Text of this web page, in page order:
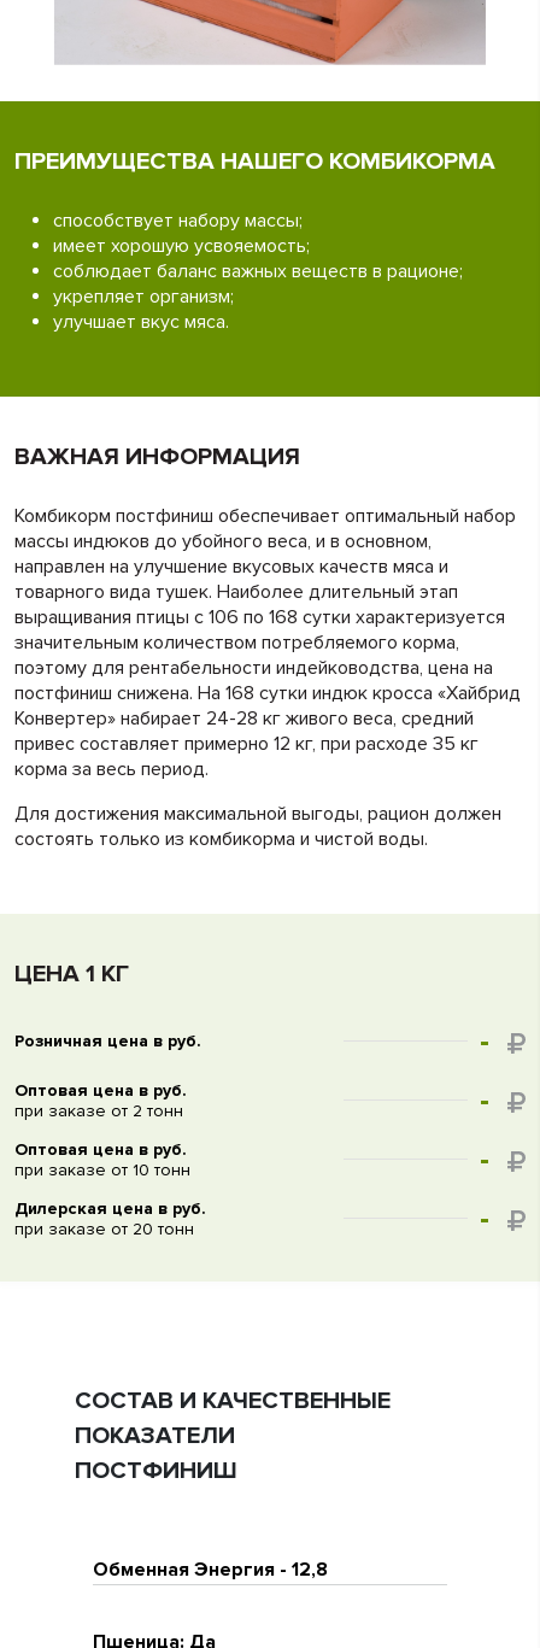
ПРЕИМУЩЕСТВА НАШЕГО КОМБИКОРМА
способствует набору массы;
имеет хорошую усвояемость;
соблюдает баланс важных веществ в рационе;
укрепляет организм;
улучшает вкус мяса.
ВАЖНАЯ ИНФОРМАЦИЯ
Комбикорм постфиниш обеспечивает оптимальный набор
массы индюков до убойного веса, и в основном,
направлен на улучшение вкусовых качеств мяса и
товарного вида тушек. Наиболее длительный этап
выращивания птицы с 106 по 168 сутки характеризуется
значительным количеством потребляемого корма,
поэтому для рентабельности индейководства, цена на
постфиниш снижена. На 168 сутки индюк кросса «Хайбрид
Конвертер» набирает 24-28 кг живого веса, средний
привес составляет примерно 12 кг, при расходе 35 кг
корма за весь период.
Для достижения максимальной выгоды, рацион должен
состоять только из комбикорма и чистой воды.
ЦЕНА 1 КГ
Розничная цена в руб. -
Оптовая цена в руб.
при заказе от 2 тонн
-
Оптовая цена в руб.
при заказе от 10 тонн
-
Дилерская цена в руб.
при заказе от 20 тонн
-
СОСТАВ И КАЧЕСТВЕННЫЕ
ПОКАЗАТЕЛИ
ПОСТФИНИШ
Обменная Энергия - 12,8
Пшеница: Да